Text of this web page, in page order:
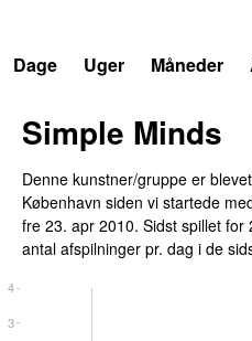
Dage
Uger Måneder
Simple Minds
Denne kunstner/gruppe er
København siden vi startede
fre 23. apr 2010. Sidst spillet for
antal afspilninger pr. dag i de
3
4